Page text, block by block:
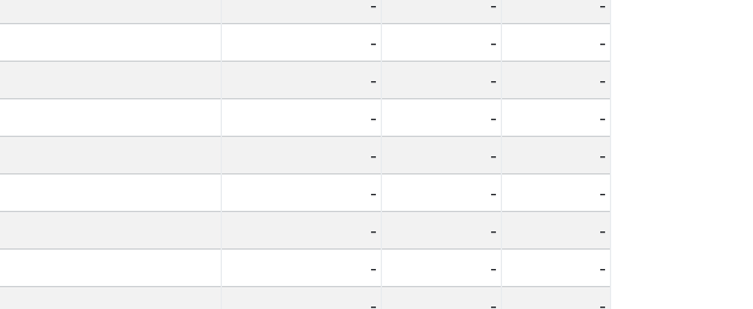
- -
-
- -
-
- -
-
- -
-
- -
-
- -
-
- -
-